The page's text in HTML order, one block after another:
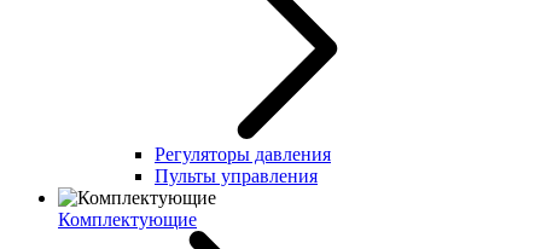
Регуляторы давления
Пульты управления
Комплектующие